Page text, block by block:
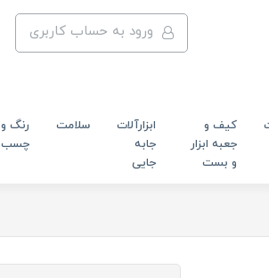
ورود به حساب کاربری
کیف و
جعبه ابزار
و بست
ابزارآلات
جابه
جایی
سلامت
رنگ و
چسب